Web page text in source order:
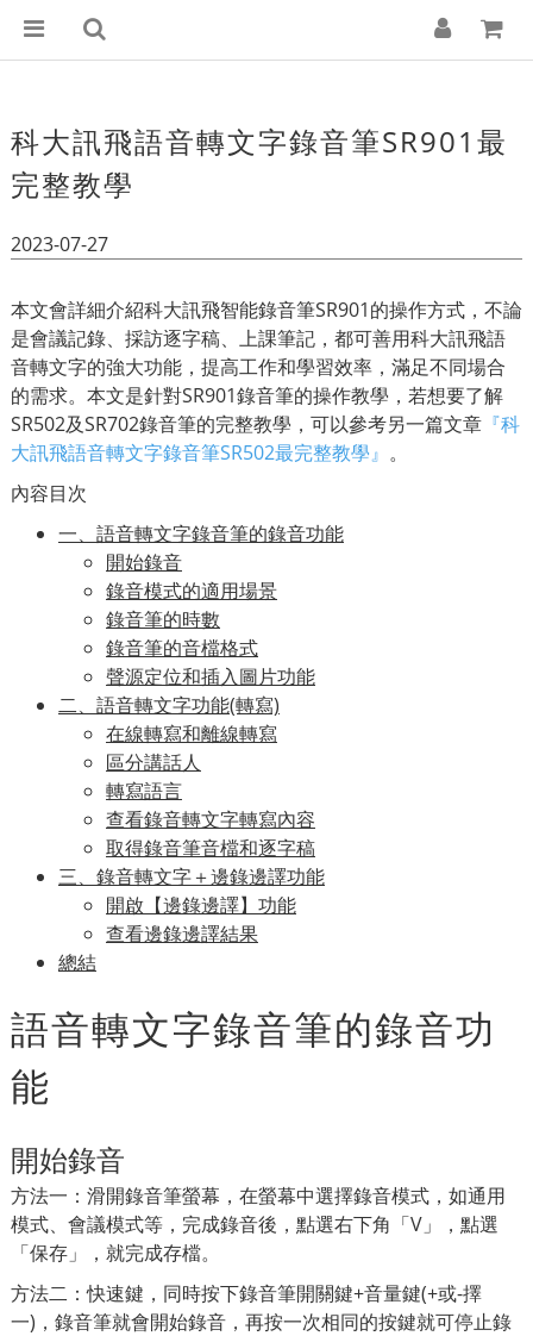
科大訊飛語音轉文字錄音筆SR901最
完整教學
2023-07-27
本文會詳細介紹科大訊飛智能錄音筆SR901的操作方式，不論
是會議記錄、採訪逐字稿、上課筆記，都可善用科大訊飛語
音轉文字的強大功能，提高工作和學習效率，滿足不同場合
的需求。本文是針對SR901錄音筆的操作教學，若想要了解
SR502及SR702錄音筆的完整教學，可以參考另一篇文章 『科
大訊飛語音轉文字錄音筆SR502最完整教學』 。
內容目次
一、語音轉文字錄音筆的錄音功能
開始錄音
錄音模式的適用場景
錄音筆的時數
錄音筆的音檔格式
聲源定位和插入圖片功能
二、語音轉文字功能(轉寫)
在線轉寫和離線轉寫
區分講話人
轉寫語言
查看錄音轉文字轉寫內容
取得錄音筆音檔和逐字稿
三、錄音轉文字＋邊錄邊譯功能
開啟【邊錄邊譯】功能
查看邊錄邊譯結果
總結
語音轉文字錄音筆的錄音功
能
開始錄音
方法一：滑開錄音筆螢幕，在螢幕中選擇錄音模式，如通用
模式、會議模式等，完成錄音後，點選右下角「V」，點選
「保存」，就完成存檔。
方法二：快速鍵，同時按下錄音筆開關鍵+音量鍵(+或-擇
一)，錄音筆就會開始錄音，再按一次相同的按鍵就可停止錄